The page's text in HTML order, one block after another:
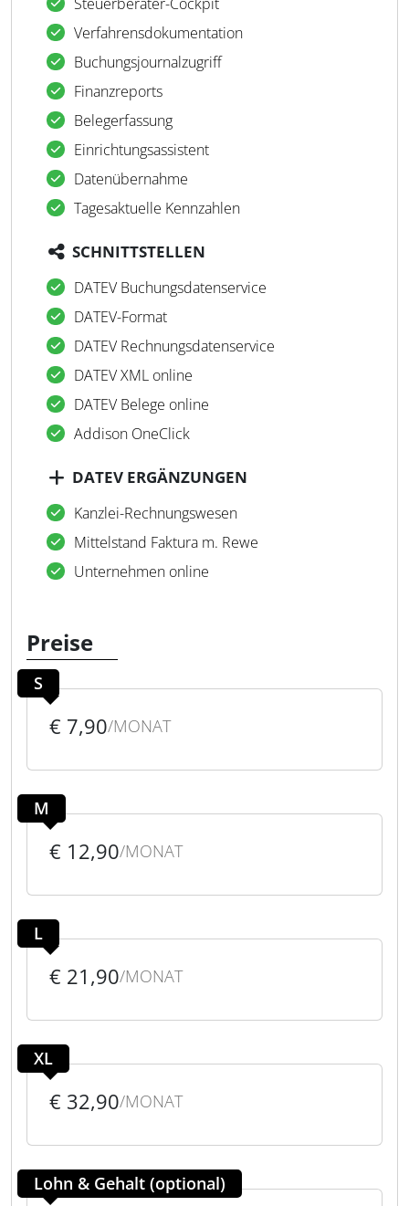
Verfahrensdokumentation
Buchungsjournalzugriff
Finanzreports
Belegerfassung
Einrichtungsassistent
Datenübernahme
Tagesaktuelle Kennzahlen
SCHNITTSTELLEN
DATEV Buchungsdatenservice
DATEV-Format
DATEV Rechnungsdatenservice
DATEV XML online
DATEV Belege online
Addison OneClick
DATEV ERGÄNZUNGEN
Kanzlei-Rechnungswesen
Mittelstand Faktura m. Rewe
Unternehmen online
Preise
S
€ 7,90/MONAT
M
€ 12,90/MONAT
L
€ 21,90/MONAT
XL
€ 32,90/MONAT
Lohn & Gehalt (optional)